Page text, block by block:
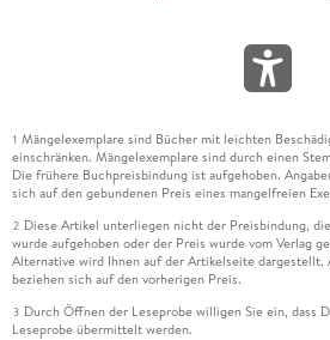
1 Mängelexemplare sind Bücher mit leichten
einschränken. Mängelexemplare sind durch einen
Die frühere Buchpreisbindung ist aufgehoben.
sich auf den gebundenen Preis eines mangelfreien
2 Diese Artikel unterliegen nicht der Preisbindung,
wurde aufgehoben oder der Preis wurde vom Verlag
Alternative wird Ihnen auf der Artikelseite dargestellt.
beziehen sich auf den vorherigen Preis.
3 Durch Öffnen der Leseprobe willigen Sie ein, dass
Leseprobe übermittelt werden.